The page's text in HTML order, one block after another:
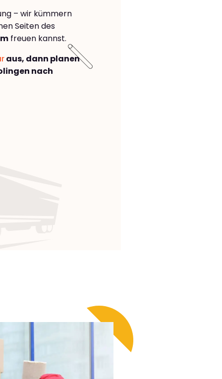
– wir kümmern
Seiten des
freuen kannst.
aus, dann planen
nach